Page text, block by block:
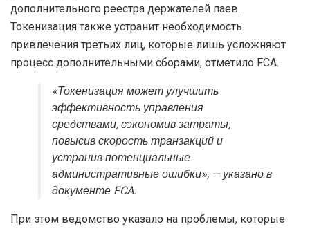
дополнительного реестра держателей паев.
Токенизация также устранит необходимость
привлечения третьих лиц, которые лишь усложняют
процесс дополнительными сборами, отметило FCA.
«Токенизация может улучшить
эффективность управления
средствами, сэкономив затраты,
повысив скорость транзакций и
устранив потенциальные
административные ошибки», — указано в
документе FCA.
При этом ведомство указало на проблемы, которые